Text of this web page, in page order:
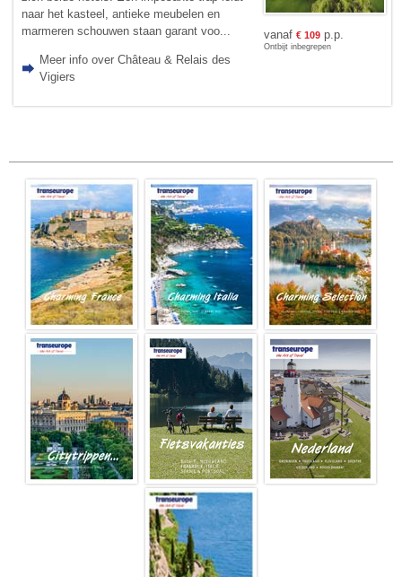
naar het kasteel, antieke meubelen en
marmeren schouwen staan garant voo...
Meer info over Château & Relais des
Vigiers
vanaf € 109p.p.
Ontbijt inbegrepen